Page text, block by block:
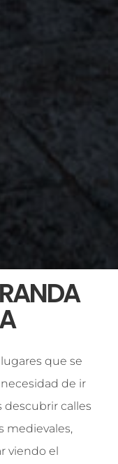
que se
de ir
descubrir calles
medievales,
viendo el